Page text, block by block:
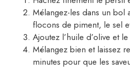
Mélangez-les dans un bol
flocons de piment, le sel
Ajoutez l’huile d’olive et
Mélangez bien et laissez
minutes pour que les